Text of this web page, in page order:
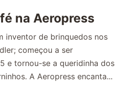
na Aeropress
inventor de brinquedos nos
começou a ser
e tornou-se a queridinha dos
A Aeropress encanta...